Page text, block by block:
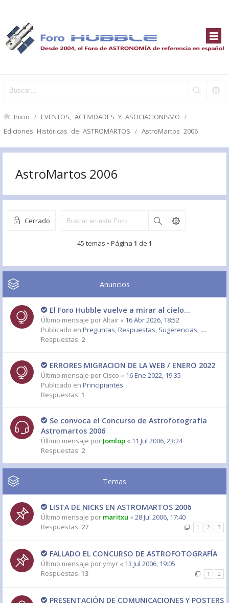
Inicio EVENTOS, ACTIVIDADES Y ASOCIACIONISMO
Ediciones Históricas de ASTROMARTOS AstroMartos 2006
AstroMartos 2006
Cerrado
45 temas • Página 1 de 1
Anuncios
El Foro Hubble vuelve a mirar al cielo...
Último mensaje porAltair « 16 Abr 2026, 18:52
Publicado en Preguntas, Respuestas, Sugerencias, ....
Respuestas: 2
ERRORES MIGRACION DE LA WEB / ENERO 2022
Último mensaje por Cisco « 16 Ene 2022, 19:35
Publicado en Principiantes
Respuestas: 1
Se convoca el Concurso de Astrofotografía
Astromartos 2006
Último mensaje por Jomlop « 11 Jul 2006, 23:24
Respuestas: 2
Temas
LISTA DE NICKS EN ASTROMARTOS 2006
Último mensaje por maritxu « 28 Jul 2006, 17:40
Respuestas: 27 1 2 3
FALLADO EL CONCURSO DE ASTROFOTOGRAFÍA
Último mensaje porymyr « 13 Jul 2006, 19:05
Respuestas: 13 1 2
PRESENTACIÓN DE COMUNICACIONES Y POSTERS